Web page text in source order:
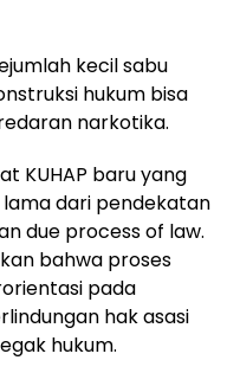
kecil sabu
hukum bisa
narkotika.
KUHAP baru yang
dari pendekatan
due process of law.
bahwa proses
pada
hak asasi
hukum.